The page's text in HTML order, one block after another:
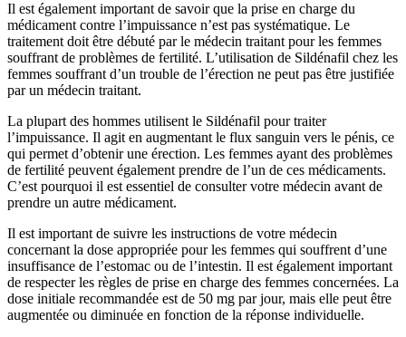
Il est également important de savoir que la prise en charge du
médicament contre l’impuissance n’est pas systématique. Le
traitement doit être débuté par le médecin traitant pour les femmes
souffrant de problèmes de fertilité. L’utilisation de Sildénafil chez les
femmes souffrant d’un trouble de l’érection ne peut pas être justifiée
par un médecin traitant.
La plupart des hommes utilisent le Sildénafil pour traiter
l’impuissance. Il agit en augmentant le flux sanguin vers le pénis, ce
qui permet d’obtenir une érection. Les femmes ayant des problèmes
de fertilité peuvent également prendre de l’un de ces médicaments.
C’est pourquoi il est essentiel de consulter votre médecin avant de
prendre un autre médicament.
Il est important de suivre les instructions de votre médecin
concernant la dose appropriée pour les femmes qui souffrent d’une
insuffisance de l’estomac ou de l’intestin. Il est également important
de respecter les règles de prise en charge des femmes concernées. La
dose initiale recommandée est de 50 mg par jour, mais elle peut être
augmentée ou diminuée en fonction de la réponse individuelle.